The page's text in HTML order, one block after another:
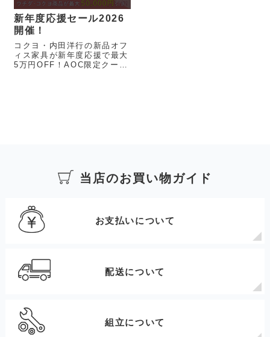
新年度応援セール2026
開催！
コクヨ・内田洋行の新品オフ
ィス家具が新年度応援で最大
5万円OFF！AOC限定クーポ
当店のお買い物ガイド
お支払いについて
配送について
組立について